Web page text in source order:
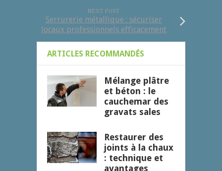
NEXT POST
Serrurerie métallique : sécuriser
locaux professionnels efficacement
ARTICLES RECOMMANDÉS
Mélange plâtre
et béton : le
cauchemar des
gravats sales
Restaurer des
joints à la chaux
: technique et
avantages